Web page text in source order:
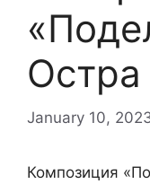
Остра
January 10,
Композиция